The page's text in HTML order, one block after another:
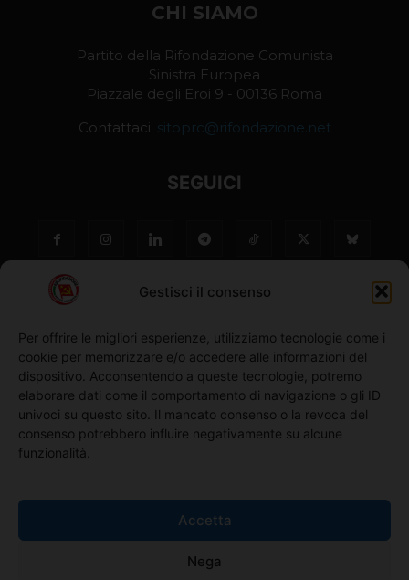
Gestisci il consenso
Per offrire le migliori esperienze, utilizziamo tecnologie come i
cookie per memorizzare e/o accedere alle informazioni del
dispositivo. Acconsentendo a queste tecnologie, potremo
elaborare dati come il comportamento di navigazione o gli ID
univoci su questo sito. Il mancato consenso o la revoca del
consenso potrebbero influire negativamente su alcune
funzionalità.
Accetta
Nega
CHI SIAMO
Partito della Rifondazione Comunista
Sinistra Europea
Piazzale degli Eroi 9 - 00136 Roma
Contattaci: sitoprc@rifondazione.net
SEGUICI
NO ©
Richiedi l'adesione
Home